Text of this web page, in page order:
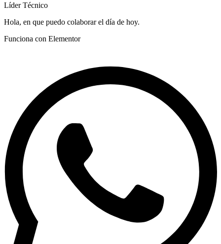
Líder Técnico
Hola, en que puedo colaborar el día de hoy.
Funciona con Elementor